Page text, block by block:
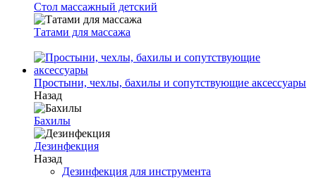
Стол массажный детский
Татами для массажа
Простыни, чехлы, бахилы и сопутствующие аксессуары
Назад
Бахилы
Дезинфекция
Назад
Дезинфекция для инструмента